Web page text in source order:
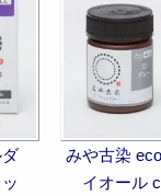
みや古染
イオール